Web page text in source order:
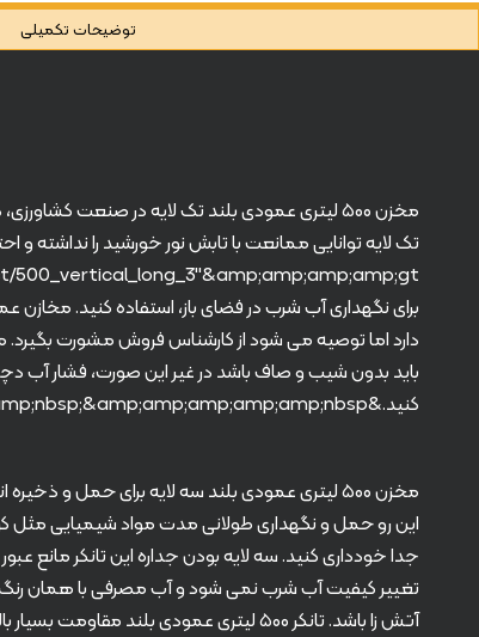
توضیحات تکمیلی
مخزن ۵۰۰ لیتری عمودی بلند تک لایه در صنعت
باید بدون شیب و صاف باشد در غیر این صورت، فشار آب
کنید.&amp;amp;amp;amp;amp;nbsp;&amp;amp;amp;amp;amp;nbsp;
جدا خودداری کنید. سه لایه بودن جداره این تانکر
تغییر کیفیت آب شرب نمی شود و آب مصرفی با همان
آتش زا باشد. تانکر ۵۰۰ لیتری عمودی بلند مقاومت بسیار بالایی در برابر شرایط جوی مختلف داشته و در صورت رعایت نکات ایمنی حداقل تا ۱۰ سال قابل استفاده می باشد.